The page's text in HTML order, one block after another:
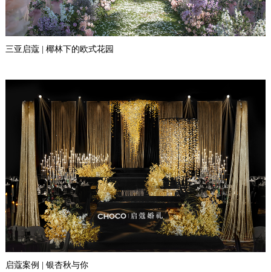
三亚启蔻 | 椰林下的欧式花园
启蔻案例 | 银杏秋与你